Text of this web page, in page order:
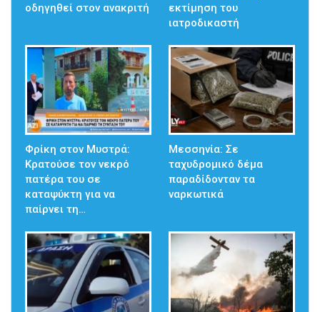
οδηγηθεί στον ανακριτή
εκτίμηση του
ιατροδικαστή
Φρίκη στον Μυστρά:
Κρατούσε τον νεκρό
πατέρα του σε
καταψύκτη για να
παίρνει τη…
Μεσσηνία: Σε
ταχυδρομικό δέμα
παραδίδονταν τα
ναρκωτικά